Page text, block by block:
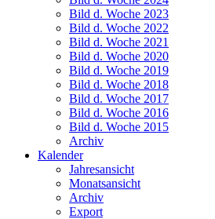
Bild d. Woche 2023
Bild d. Woche 2022
Bild d. Woche 2021
Bild d. Woche 2020
Bild d. Woche 2019
Bild d. Woche 2018
Bild d. Woche 2017
Bild d. Woche 2016
Bild d. Woche 2015
Archiv
Kalender
Jahresansicht
Monatsansicht
Archiv
Export